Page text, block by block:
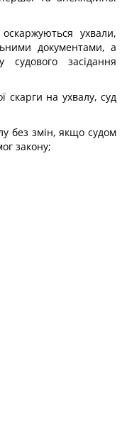
ухвали,
документами, а
засідання
скарги на ухвалу, суд
без змін, якщо судом
закону;